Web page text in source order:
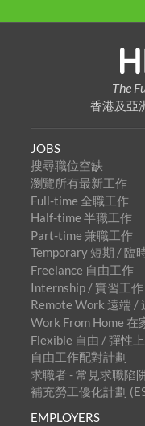
The
香港及亞
JOBS
搜尋職位空缺
瀏覽所有最新工作
Full-time 全職工作
Half-time 半職工作
Part-time 兼職工作
Temporary 短期 / 臨
Freelance 自由工作
Internship / 實習工作
Remote Work 遠端 /
Work From Home 在
Flexible 自由 / 彈性
自由工作配對計劃
求職者 - 常見求職陷
補充勞工優化計劃
EMPLOYERS